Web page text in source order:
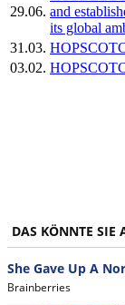
29.06. and
its global
31.03.
03.02.